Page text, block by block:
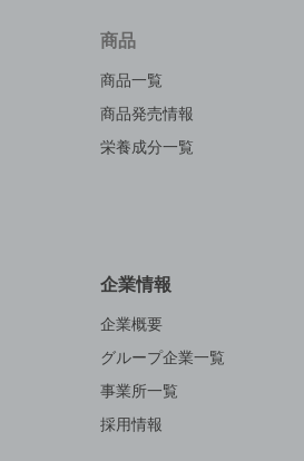
商品
商品一覧
商品発売情報
栄養成分一覧
企業情報
企業概要
グループ企業一覧
事業所一覧
採用情報